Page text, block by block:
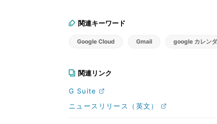
関連キーワード
Google Cloud Gmail google カレン
関連リンク
G Suite
ニュースリリース（英文）